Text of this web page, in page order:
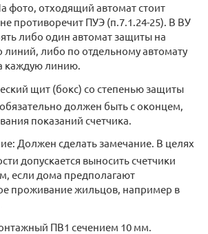
фото, отходящий автомат стоит
противоречит ПУЭ (п.7.1.24-25). В ВУ
либо один автомат защиты на
линий, либо по отдельному автомату
каждую линию.
щит (бокс) со степенью защиты
должен быть с оконцем,
показаний счетчика.
Должен сделать замечание. В целях
допускается выносить счетчики
если дома предполагают
проживание жильцов, например в
ПВ1 сечением 10 мм.